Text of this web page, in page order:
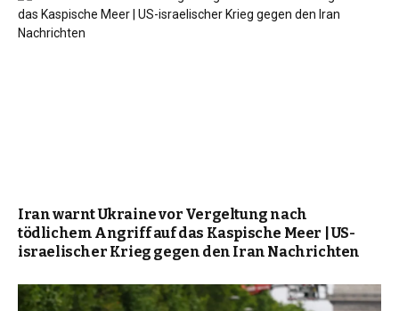
Iran warnt Ukraine vor Vergeltung nach
tödlichem Angriff auf das Kaspische Meer | US-
israelischer Krieg gegen den Iran Nachrichten